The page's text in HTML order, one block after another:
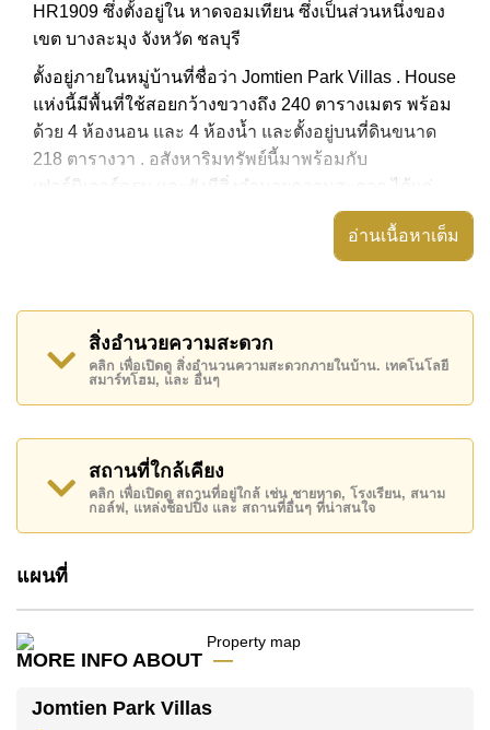
HR1909 ซึ่งตั้งอยู่ใน หาดจอมเทียน ซึ่งเป็นส่วนหนึ่งของ
เขต บางละมุง จังหวัด ชลบุรี
ตั้งอยู่ภายในหมู่บ้านที่ชื่อว่า Jomtien Park Villas . House
แห่งนี้มีพื้นที่ใช้สอยกว้างขวางถึง 240 ตารางเมตร พร้อม
ด้วย 4 ห้องนอน และ 4 ห้องน้ำ และตั้งอยู่บนที่ดินขนาด
218 ตารางวา . อสังหาริมทรัพย์นี้มาพร้อมกับ
เฟอร์นิเจอร์ครบ และยังมีสิ่งอำนวยความสะดวก ได้แก่ ,
อสังหาริมทรัพย์นี้สามารถใช้ สระว่ายน้ำ ส่วนตัว ได้
Jomtien Park Villas มีสิ่งอำนวยความสะดวกส่วนกลาง
กล้องวงจรปิด
สถานที่สำคัญใกล้ Jomtien Park Villas ได้แก่: เดินทางไป
ชายหาดได้ง่าย, ไกล้เคียงรถประจำทาง, บิ๊กซีพัทยาใต้, ฟู้
ดมาร์ท, เฟรนด์ชิป ซุปเปอร์มาร์เก็ต, แม็คโคร , ตลาดน้ำสี่
ภาคพัทยา, พัทยาปาร์ค, อันเดอร์วอเตอร์ เวิลด์, ถนนคน
เดิน, บันจี้จัมพ์, อีซี่คาร์ท , เอเชีย 9 หลุม กอล์ฟ ,
รพ.กรุงเทพจอมเทียน, โรงพยาบาลเมืองพัทยา
อสังหาริมทรัพย์นี้เปิดให้เช่าระยะยาวในราคา ฿ 85,000
บาทต่อเดือน
มัดจำ 2 เดือน ก่อนเข้าอยู่อาศัย
คุณ!
อ่านเนื้อหาเต็ม
สิ่งอำนวยความสะดวก
คลิก เพื่อเปิดดู สิ่งอำนวนความสะดวกภายในบ้าน. เทคโนโลยี
สมาร์ทโฮม, และ อื่นๆ
สถานที่ใกล้เคียง
คลิก เพื่อเปิดดู สถานที่อยู่ใกล้ เช่น ชายหาด, โรงเรียน, สนาม
กอล์ฟ, แหล่งช็อปปิ้ง และ สถานที่อื่นๆ ที่น่าสนใจ
แผนที่
MORE INFO ABOUT
Jomtien Park Villas